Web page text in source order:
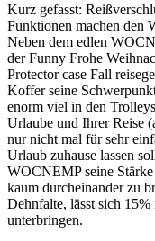
Kurz gefasst:
Funktionen machen den
Neben dem edlen
der Funny Frohe
Protector case Fall
Koffer seine
enorm viel in den
Urlaube und Ihrer Reise
nur nicht mal für sehr
Urlaub zuhause lassen
WOCNEMP seine
kaum durcheinander zu
Dehnfalte, lässt sich
unterbringen.